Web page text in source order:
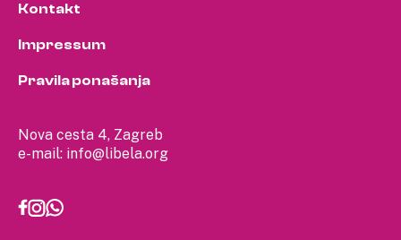
Nova cesta 4, Zagreb
e-mail: info@libela.org
Kontakt
Impressum
Pravila ponašanja